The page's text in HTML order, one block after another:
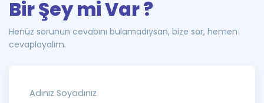
Bir Şey mi Var ?
Henüz sorunun cevabını bulamadıysan, bize sor, hemen
cevaplayalım.